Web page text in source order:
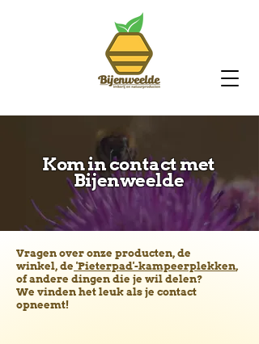
Kom in contact met
Bijenweelde
Vragen over onze producten, de
winkel, de 'Pieterpad'-kampeerplekken,
of andere dingen die je wil delen?
We vinden het leuk als je contact
opneemt!